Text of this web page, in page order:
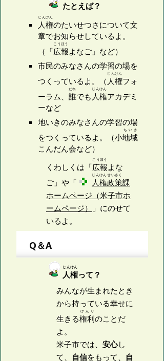
たとえば？
人権
じんけん
のたいせつさについて文
章でお知らせしているよ。
（「広報
こうほう
よなご」など）
市民のみなさんの学習の場を
つくっているよ。（ 人権
じんけん
フォ
ーラム、 誰
だれ
でも 人権
じんけん
アカデミ
ーなど
地いきのみなさんの学習の場
をつくっているよ。（小地域
ちいき
こんだん会など）
くわしくは「広報
こうほう
よな
ご」や「
人権
じんけん
政策
せいさく
課
ホームページ（米子市ホ
ームページ）
」にのせて
いるよ。
Q＆A
人権
じんけん
って？
みんなが生まれたとき
から持っている幸せに
生きる権利
けんり
のことだ
よ。
米子市では、 安心し
て、 自信をもって、 自